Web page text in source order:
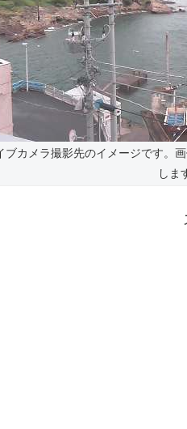
ブカメラ撮影先のイメージです。
しま